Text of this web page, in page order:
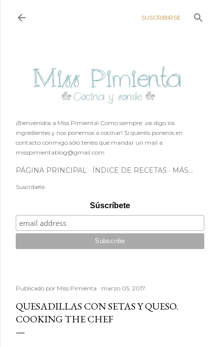
SUSCRIBIRSE
¡Bienvenidos a Miss Pimienta! Como siempre: ¡os digo los
ingredientes y nos ponemos a cocinar! Si queréis poneros en
contacto conmigo sólo tenéis que mandar un mail a
misspimientablog@gmail.com
PÁGINA PRINCIPAL ÍNDICE DE RECETAS MÁS…
Suscríbete
Súscríbete
Publicado por Miss Pimienta marzo 05, 2017
QUESADILLAS CON SETAS Y QUESO.
COOKING THE CHEF